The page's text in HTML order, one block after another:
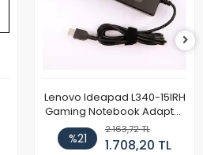
Lenovo Ideapad L340-15IRH
Gaming Notebook Adaptör
Cihazı Şarj Aleti (150W)
%21
2.163,72 TL
1.708,20 TL